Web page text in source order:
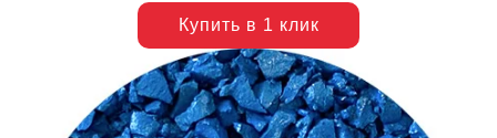
Купить в 1 клик